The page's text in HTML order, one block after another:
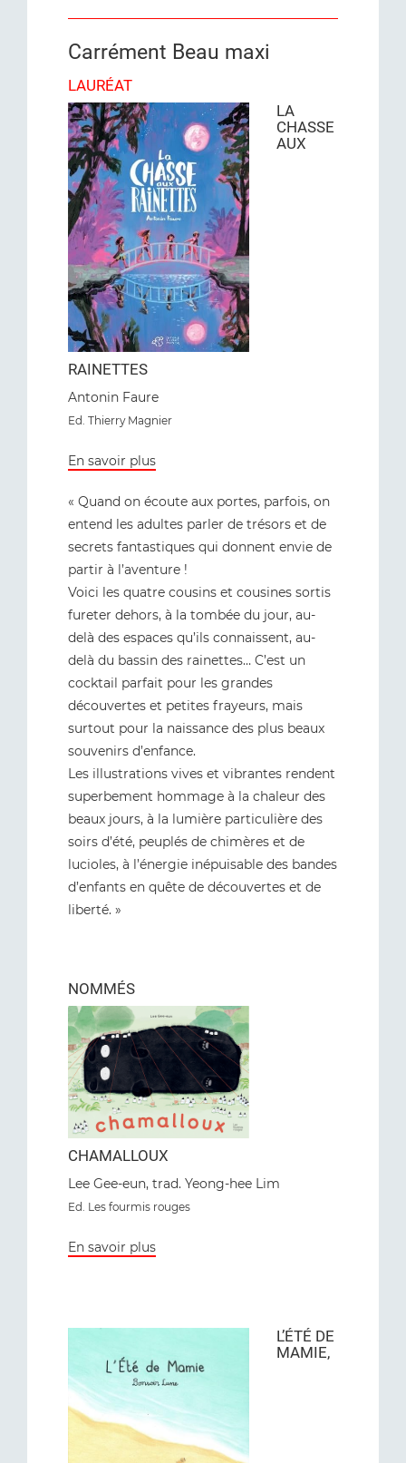
Carrément Beau maxi
LAURÉAT
LA
CHASSE
AUX
RAINETTES
Antonin Faure
Ed. Thierry Magnier
En savoir plus
« Quand on écoute aux portes, parfois, on
entend les adultes parler de trésors et de
secrets fantastiques qui donnent envie de
partir à l’aventure !
Voici les quatre cousins et cousines sortis
fureter dehors, à la tombée du jour, au-
delà des espaces qu’ils connaissent, au-
delà du bassin des rainettes… C’est un
cocktail parfait pour les grandes
découvertes et petites frayeurs, mais
surtout pour la naissance des plus beaux
souvenirs d’enfance.
Les illustrations vives et vibrantes rendent
superbement hommage à la chaleur des
beaux jours, à la lumière particulière des
soirs d’été, peuplés de chimères et de
lucioles, à l’énergie inépuisable des bandes
d’enfants en quête de découvertes et de
liberté. »
NOMMÉS
CHAMALLOUX
Lee Gee-eun, trad. Yeong-hee Lim
Ed. Les fourmis rouges
En savoir plus
L’ÉTÉ DE
MAMIE,